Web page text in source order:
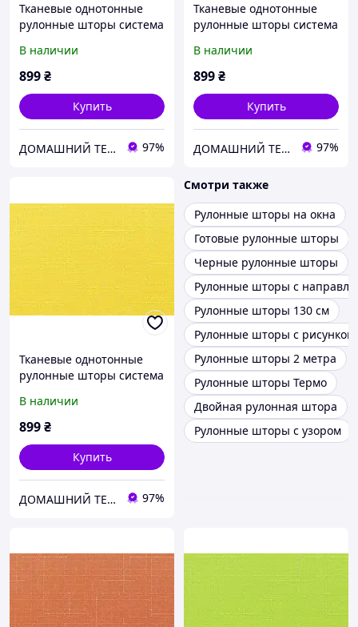
Тканевые однотонные
рулонные шторы система
под лен оранжевый
В наличии
899₴
Купить
ДОМАШНИЙ ТЕКСТИЛЬ - уют и комфорт в Вашем доме 97%
Тканевые однотонные
рулонные шторы система
под лен белый
В наличии
899₴
Купить
ДОМАШНИЙ ТЕКСТИЛЬ - уют и комфорт в Вашем доме 97%
Тканевые однотонные
рулонные шторы система
под лен насыщенный
желтый
В наличии
899₴
Купить
ДОМАШНИЙ ТЕКСТИЛЬ - уют и комфорт в Вашем доме 97%
Смотри также
Рулонные шторы на окна
Готовые рулонные шторы
Черные рулонные шторы
Рулонные шторы с
Рулонные шторы 130 см
Рулонные шторы с рисунком
Рулонные шторы 2 метра
Рулонные шторы Термо
Двойная рулонная штора
Рулонные шторы с узором